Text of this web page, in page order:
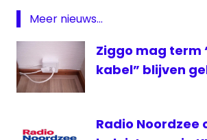
van de
maand
Meer nieuws...
Ziggo mag term
kabel” blijven
Radio Noordzee